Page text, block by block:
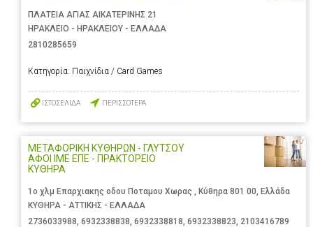
ΠΛΑΤΕΙΑ ΑΓΙΑΣ ΑΙΚΑΤΕΡΙΝΗΣ 21
ΗΡΑΚΛΕΙΟ - ΗΡΑΚΛΕΙΟΥ - ΕΛΛΑΔΑ
2810285659
Κατηγορία: Παιχνίδια / Card Games
ΙΣΤΟΣΕΛΙΔΑ ΠΕΡΙΣΣΟΤΕΡΑ
ΜΕΤΑΦΟΡΙΚΗ ΚΥΘΗΡΩΝ - ΓΛΥΤΣΟΥ
ΑΦΟΙ ΙΜΕ ΕΠΕ - ΠΡΑΚΤΟΡΕΙΟ
ΚΥΘΗΡΑ
1ο χλμ Επαρχιακης οδου Ποταμου Χωρας , Κύθηρα 801 00, Ελλάδα
ΚΥΘΗΡΑ - ΑΤΤΙΚΗΣ - ΕΛΛΑΔΑ
2736033988 6932338838 6932338818 6932338823 2103416789